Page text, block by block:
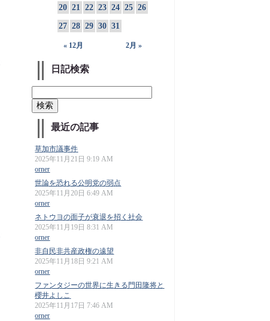
« 12月 2月 »
20 21 22 23 24 25 26
27 28 29 30 31
日記検索
最近の記事
草加市議事件
2025年11月21日 9:19 AM
orner
世論を恐れる公明党の弱点
2025年11月20日 6:49 AM
orner
ネトウヨの面子が衰退を招く社会
2025年11月19日 8:31 AM
orner
非自民非共産政権の遠望
2025年11月18日 9:21 AM
orner
ファンタジーの世界に生きる門田隆将と
櫻井よしこ
2025年11月17日 7:46 AM
orner